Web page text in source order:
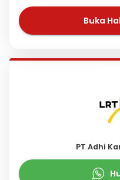
Buka
PT Adhi